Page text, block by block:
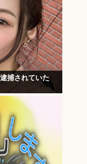
捕されていた